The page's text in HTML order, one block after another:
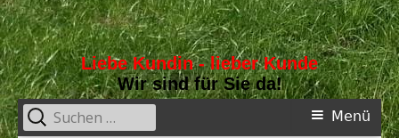
Liebe Kundin - lieber Kunde
Wir sind für Sie da!